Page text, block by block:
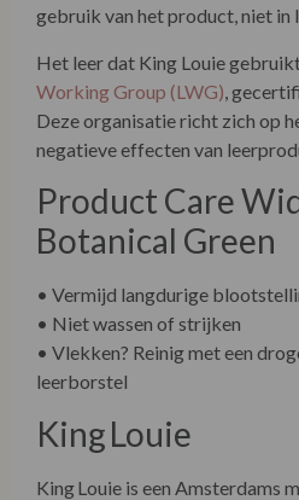
gebruik van het product, niet in
Het leer dat King Louie
Working Group (LWG),
Deze organisatie richt zich op
negatieve effecten van
Product Care
Botanical Green
• Vermijd langdurige
• Niet wassen of strijken
• Vlekken? Reinig met een
leerborstel
King Louie
King Louie is een Amsterdams